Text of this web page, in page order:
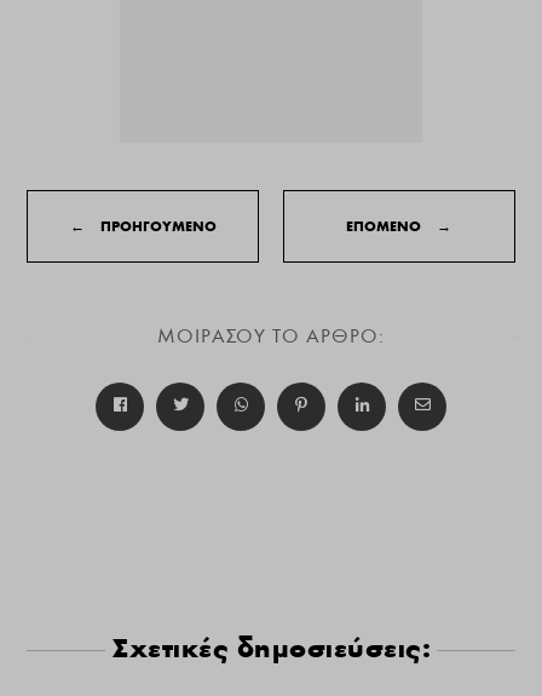
← ΠΡΟΗΓΟΥΜΕΝΟ ΕΠΟΜΕΝΟ →
ΜΟΙΡΑΣΟΥ ΤΟ ΑΡΘΡΟ:
Σχετικές δημοσιεύσεις: